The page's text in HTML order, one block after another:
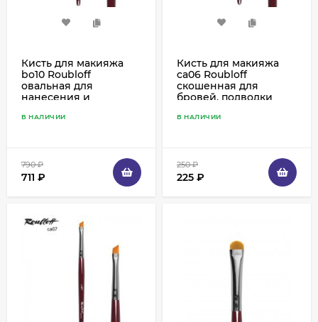
Кисть для макияжа
bo10 Roubloff
овальная для
нанесения и
белка
В НАЛИЧИИ
790₽
711 ₽
Кисть для макияжа
ca06 Roubloff
скошенная для
бровей, подводки
синтетика рыжая
В НАЛИЧИИ
250₽
225 ₽